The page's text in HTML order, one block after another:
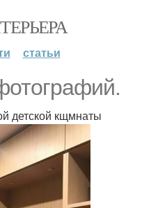
статьи
детской кщмнаты